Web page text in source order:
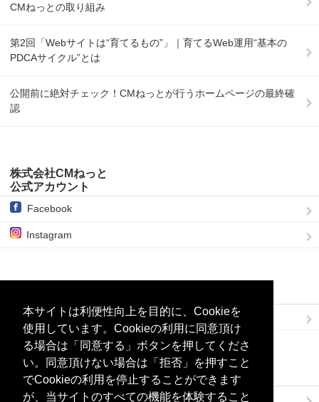
本サイトは利便性向上を目的に、Cookieを
使用しています。Cookieの利用に同意頂け
る場合は「同意する」ボタンを押してくださ
い。同意頂けない場合は「拒否」を押すこと
でCookieの利用を停止することができます
が、当サイトのすべての機能を体験すること
CMねっとの取り組み
第2回「Webサイトは“育てるもの”」｜育てるWeb運用“基本の
PDCAサイクル”とは
公開前に絶対チェック！CMねっとが行うホームページの最終確
認
株式会社CMねっと
公式アカウント
Facebook
Instagram
RSSでブログを購読
Links
株式会社CMねっと